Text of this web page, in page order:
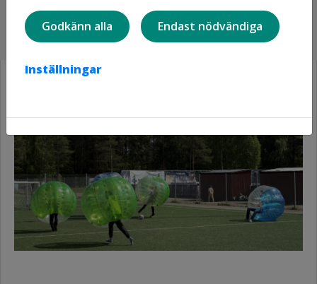
Ett sommarlov för alla - Lulebo
stödjer Vibes på Hertsön
Godkänn alla Endast nödvändiga
Inställningar